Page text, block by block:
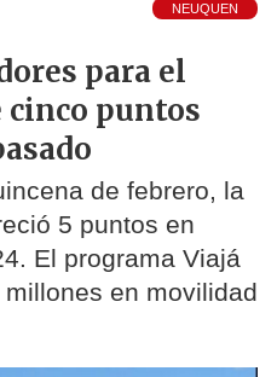
NEUQUEN
para el
cinco puntos
de febrero, la
5 puntos en
El programa Viajá
en movilidad